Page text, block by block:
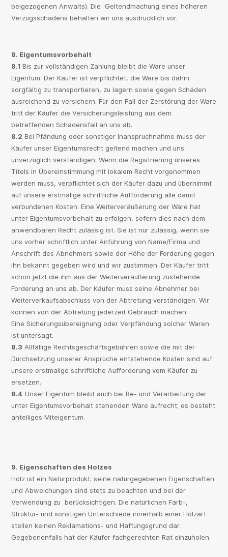
beigezogenen Anwalts). Die Geltendmachung eines höheren
Verzugsschadens behalten wir uns ausdrücklich vor.
8. Eigentumsvorbehalt
8.1 Bis zur vollständigen Zahlung bleibt die Ware unser
Eigentum. Der Käufer ist verpflichtet, die Ware bis dahin
sorgfältig zu transportieren, zu lagern sowie gegen Schäden
ausreichend zu versichern. Für den Fall der Zerstörung der Ware
tritt der Käufer die Versicherungsleistung aus dem
betreffenden Schadensfall an uns ab.
8.2 Bei Pfändung oder sonstiger Inanspruchnahme muss der
Käufer unser Eigentumsrecht geltend machen und uns
unverzüglich verständigen. Wenn die Registrierung unseres
Titels in Übereinstimmung mit lokalem Recht vorgenommen
werden muss, verpflichtet sich der Käufer dazu und übernimmt
auf unsere erstmalige schriftliche Aufforderung alle damit
verbundenen Kosten. Eine Weiterveräußerung der Ware hat
unter Eigentumsvorbehalt zu erfolgen, sofern dies nach dem
anwendbaren Recht zulässig ist. Sie ist nur zulässig, wenn sie
uns vorher schriftlich unter Anführung von Name/Firma und
Anschrift des Abnehmers sowie der Höhe der Forderung gegen
ihn bekannt gegeben wird und wir zustimmen. Der Käufer tritt
schon jetzt die ihm aus der Weiterveräußerung zustehende
Forderung an uns ab. Der Käufer muss seine Abnehmer bei
Weiterverkaufsabschluss von der Abtretung verständigen. Wir
können von der Abtretung jederzeit Gebrauch machen.
Eine Sicherungsübereignung oder Verpfändung solcher Waren
ist untersagt.
8.3 Allfällige Rechtsgeschäftsgebühren sowie die mit der
Durchsetzung unserer Ansprüche entstehende Kosten sind auf
unsere erstmalige schriftliche Aufforderung vom Käufer zu
ersetzen.
8.4 Unser Eigentum bleibt auch bei Be- und Verarbeitung der
unter Eigentumsvorbehalt stehenden Ware aufrecht; es besteht
anteiliges Miteigentum.
9. Eigenschaften des Holzes
Holz ist ein Naturprodukt; seine naturgegebenen Eigenschaften
und Abweichungen sind stets zu beachten und bei der
Verwendung zu berücksichtigen. Die natürlichen Farb-,
Struktur- und sonstigen Unterschiede innerhalb einer Holzart
stellen keinen Reklamations- und Haftungsgrund dar.
Gegebenenfalls hat der Käufer fachgerechten Rat einzuholen.